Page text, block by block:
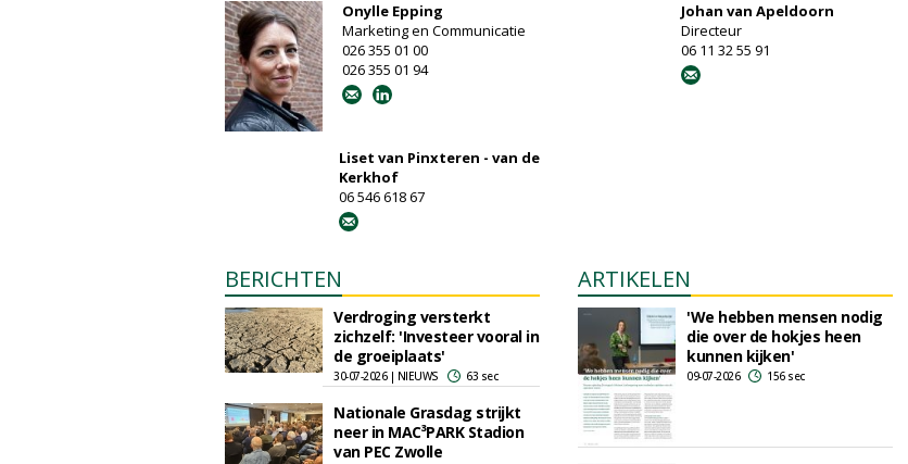
Onylle Epping
Marketing en Communicatie
026 355 01 00
026 355 01 94
Johan van Apeldoorn
Directeur
06 11 32 55 91
Liset van Pinxteren - van de
Kerkhof
06 546 618 67
BERICHTEN
Verdroging versterkt
zichzelf: 'Investeer vooral in
de groeiplaats'
30-07-2026 | NIEUWS 63 sec
Nationale Grasdag strijkt
neer in MAC³PARK Stadion
van PEC Zwolle
ARTIKELEN
'We hebben mensen nodig
die over de hokjes heen
kunnen kijken'
09-07-2026 156 sec